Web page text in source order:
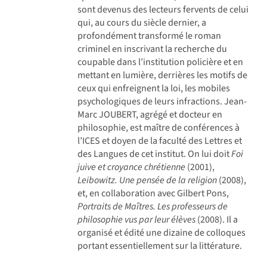
sont devenus des lecteurs fervents de celui
qui, au cours du siècle dernier, a
profondément transformé le roman
criminel en inscrivant la recherche du
coupable dans l’institution policière et en
mettant en lumière, derrières les motifs de
ceux qui enfreignent la loi, les mobiles
psychologiques de leurs infractions. Jean-
Marc JOUBERT, agrégé et docteur en
philosophie, est maître de conférences à
l’ICES et doyen de la faculté des Lettres et
des Langues de cet institut. On lui doitFoi
juive et croyance chrétienne (2001),
Leibowitz. Une pensée de la religion(2008),
et, en collaboration avec Gilbert Pons,
Portraits de Maîtres. Les professeurs de
philosophie vus par leur élèves(2008). Il a
organisé et édité une dizaine de colloques
portant essentiellement sur la littérature.